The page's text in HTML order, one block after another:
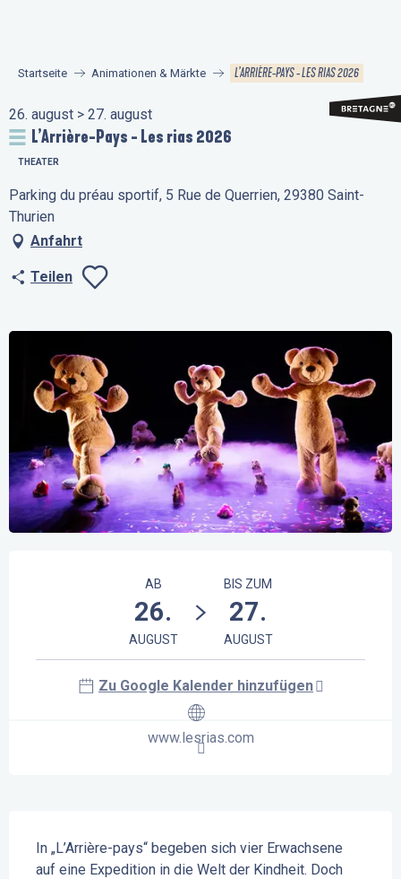
principal
Startseite Animationen & Märkte L’ARRIÈRE-PAYS - LES RIAS 2026
26. august > 27. august
L’Arrière-Pays - Les rias 2026
THEATER
Parking du préau sportif, 5 Rue de Querrien, 29380 Saint-
Thurien
Anfahrt
Teilen
AB
26.
AUGUST
BIS ZUM
27.
AUGUST
Zu Google Kalender hinzufügen
www.lesrias.com
In „L’Arrière-pays“ begeben sich vier Erwachsene
auf eine Expedition in die Welt der Kindheit. Doch